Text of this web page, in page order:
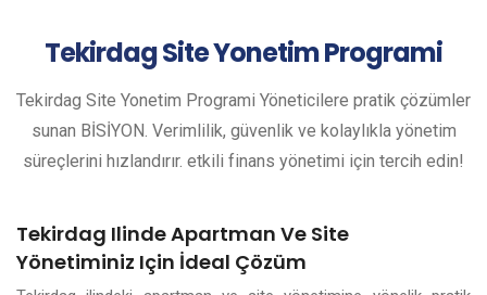
TekirdagSite Yonetim Programi
Tekirdag Site Yonetim Programi Yöneticilere pratik çözümler
sunan BİSİYON. Verimlilik, güvenlik ve kolaylıkla yönetim
süreçlerini hızlandırır. etkili finans yönetimi için tercih edin!
Tekirdag Ilinde Apartman Ve Site
Yönetiminiz Için İdeal Çözüm